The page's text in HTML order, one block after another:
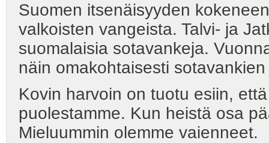
Suomen itsenäisyyden
valkoisten vangeista. Talvi- ja
suomalaisia sotavankeja.
näin omakohtaisesti
Kovin harvoin on tuotu esiin,
puolestamme. Kun heistä osa
Mieluummin olemme vaienneet.